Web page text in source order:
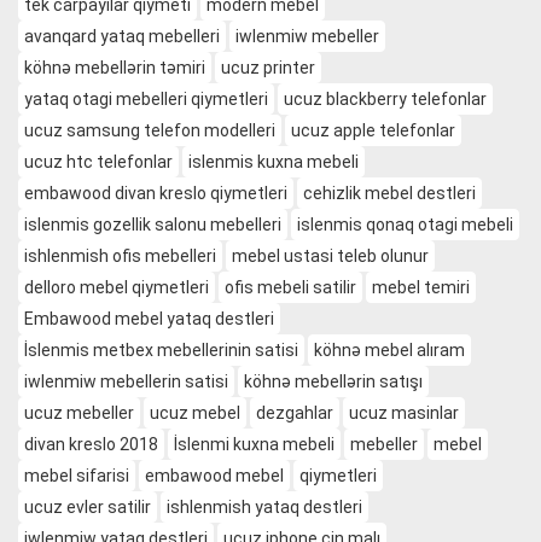
tek carpayilar qiymeti
modern mebel
avanqard yataq mebelleri
iwlenmiw mebeller
köhnə mebellərin təmiri
ucuz printer
yataq otagi mebelleri qiymetleri
ucuz blackberry telefonlar
ucuz samsung telefon modelleri
ucuz apple telefonlar
ucuz htc telefonlar
islenmis kuxna mebeli
embawood divan kreslo qiymetleri
cehizlik mebel destleri
islenmis gozellik salonu mebelleri
islenmis qonaq otagi mebeli
ishlenmish ofis mebelleri
mebel ustasi teleb olunur
delloro mebel qiymetleri
ofis mebeli satilir
mebel temiri
Embawood mebel yataq destleri
İslenmis metbex mebellerinin satisi
köhnə mebel alıram
iwlenmiw mebellerin satisi
köhnə mebellərin satışı
ucuz mebeller
ucuz mebel dezgahlar
ucuz masinlar
divan kreslo 2018
İslenmi kuxna mebeli mebeller
mebel
mebel sifarisi
embawood mebel
qiymetleri
ucuz evler satilir
ishlenmish yataq destleri